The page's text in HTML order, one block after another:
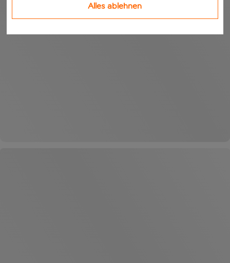
Alles ablehnen